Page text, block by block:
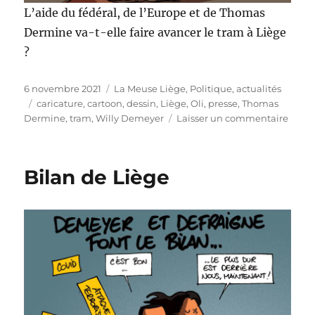
L’aide du fédéral, de l’Europe et de Thomas
Dermine va-t-elle faire avancer le tram à Liège
?
Publié
le
6 novembre 2021 Catégories
La Meuse Liège, Politique, actualités
Étiquettes
caricature,cartoon,dessin, Liège,Oli, presse,Thomas
Dermine,tram,Willy Demeyer Laisser un commentairesur
Bilan de Liège